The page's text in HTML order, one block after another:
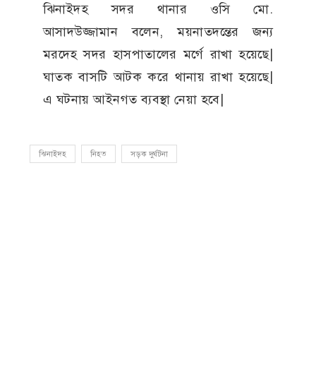
ঝিনাইদহ সদর থানার ওসি মো.
আসাদউজ্জামান বলেন, ময়নাতদন্তের জন্য
মরদেহ সদর হাসপাতালের মর্গে রাখা হয়েছে|
ঘাতক বাসটি আটক করে থানায় রাখা হয়েছে|
এ ঘটনায় আইনগত ব্যবস্থা নেয়া হবে|
ঝিনাইদহ নিহত সড়ক দুর্ঘটনা